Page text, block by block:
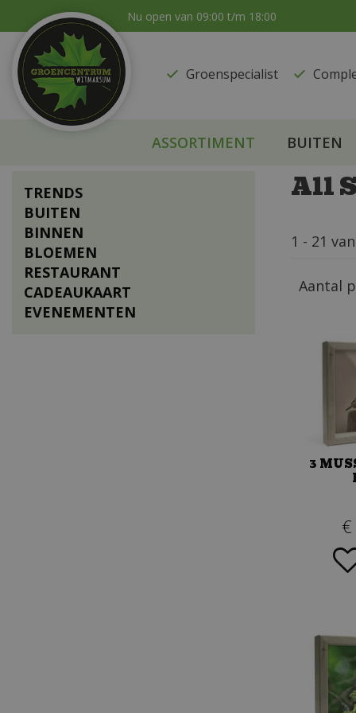
naar
content
Nu open van 09:00 t/m 18:00
Groenspecialist
ASSORTIMENT BUITEN
All
1 - 21
Aantal
3
€
TRENDS
BUITEN
BINNEN
BLOEMEN
RESTAURANT
CADEAUKAART
EVENEMENTEN